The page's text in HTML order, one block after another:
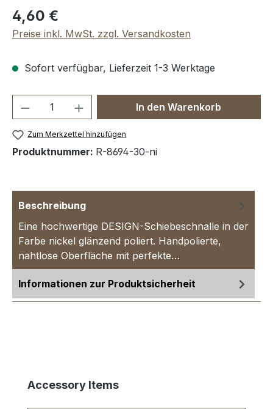
Regulärer Preis:
4,60 €
Preise inkl. MwSt. zzgl. Versandkosten
Sofort verfügbar, Lieferzeit 1-3 Werktage
Produkt Anzahl: Gib denIn den Warenkorb
Zum Merkzettel hinzufügen
Produktnummer: R-8694-30-ni
Beschreibung
Eine hochwertige DESIGN-Schiebeschnalle in der
Farbe nickel glänzend poliert. Handpolierte,
nahtlose Oberfläche mit perfekte…
Informationen zur Produktsicherheit
Produktgalerie überspringen
Accessory Items